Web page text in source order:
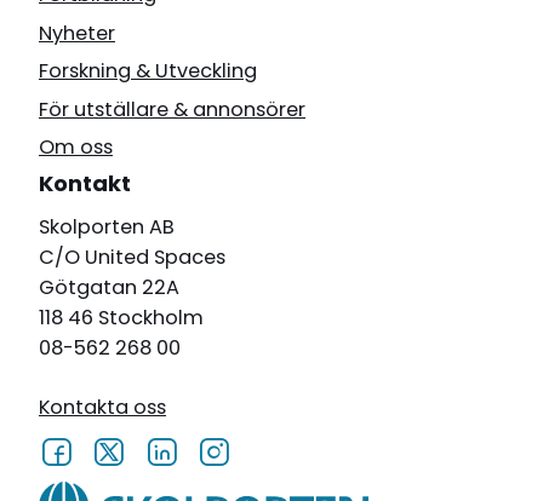
Nyheter
Forskning & Utveckling
För utställare & annonsörer
Om oss
Kontakt
Skolporten AB
C/O United Spaces
Götgatan 22A
118 46 Stockholm
08-562 268 00
Kontakta oss